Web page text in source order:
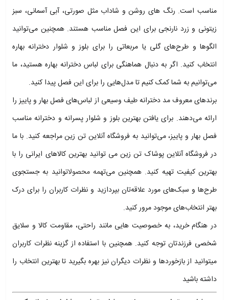
مناسب است. رنگ های روشن و شاداب مثل صورتی، آبی آسمانی، سبز
زیتونی و زرد نارنجی برای این فصل مناسب هستند. همچنین می‌توانید
الگوها و طرح‌های گلی یا مربعاتی را برای بلوز و شلوار دخترانه بهاره
انتخاب کنید. اگر به دنبال هماهنگی برای لباس دخترانه بهاره هستید، ما
می‌توانیم به شما کمک کنیم تا مدل‌هایی را برای این فصل پیدا کنید.
برندهای معروف مد دخترانه طیف وسیعی از لباس‌های فصل بهار و پاییز را
ارائه می‌دهند. برای یافتن بهترین بلوز و شلوار پسرانه و دخترانه مناسب
فصل بهار و پاییز، می‌توانید به فروشگاه‌ آنلاین تن زین مراجعه کنید. با ما
در فروشگاه آنلاین پوشاک تن زین می توانید بهترین کالاهای ایرانی را با
بهترین کیفیت تهیه کنید. همچنین می‌تهمه محصولاتوانید به جستجوی
طرح‌ها و سبک‌های مورد علاقه‌تان بپردازید و نظرات کاربران را برای درک
بهتر انتخاب‌های موجود مرور کنید.
در هنگام خرید، به خصوصیت هایی مانند راحتی، مقاومت کالا و سلایق
شخصی فرزندتان توجه کنید. همچنین با استفاده از گزینه نظرات کاربران
میتوانید از بازخوردها و نظرات دیگران نیز بهره بگیرید تا بهترین انتخاب را
داشته باشید